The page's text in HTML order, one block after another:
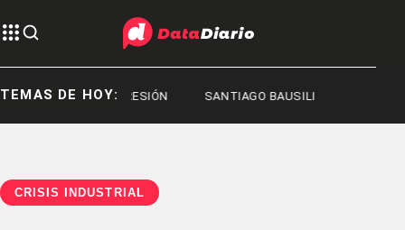
TEMAS DE HOY:
REPRESIÓN SANTIAGO BAUSILI
CRISIS INDUSTRIAL